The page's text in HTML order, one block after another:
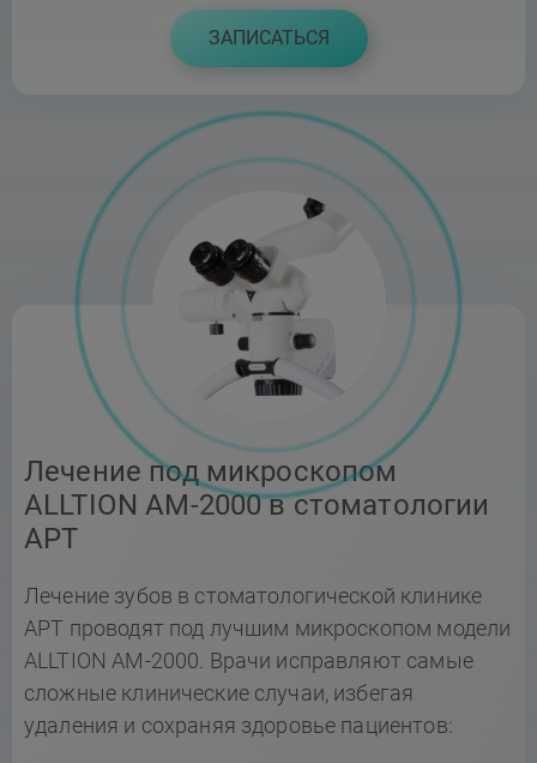
ЗАПИСАТЬСЯ
Лечение под микроскопом
ALLTION AM-2000 в стоматологии
АРТ
Лечение зубов в стоматологической клинике
АРТ проводят под лучшим микроскопом модели
ALLTION AM-2000. Врачи исправляют самые
сложные клинические случаи, избегая
удаления и сохраняя здоровье пациентов: